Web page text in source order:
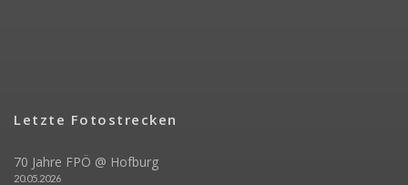
Letzte Fotostrecken
70 Jahre FPÖ @ Hofburg
20.05.2026